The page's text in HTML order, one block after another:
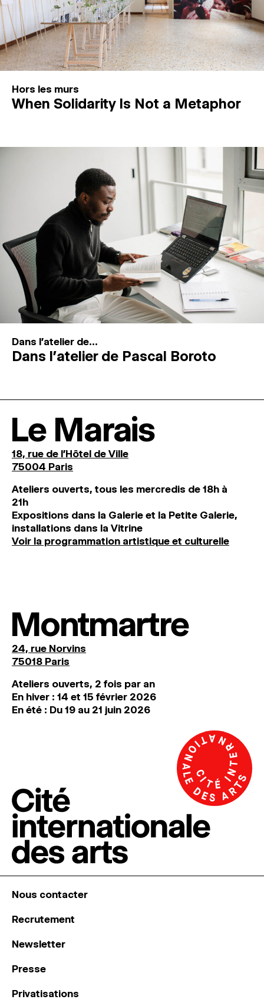
Hors les murs
When Solidarity Is Not a Metaphor
Dans l'atelier de...
Dans l’atelier de Pascal Boroto
Le Marais
18, rue de l'Hôtel de Ville
75004 Paris
Ateliers ouverts, tous les mercredis de 18h à
21h
Expositions dans la Galerie et la Petite Galerie,
installations dans la Vitrine
Voir la programmation artistique et culturelle
Montmartre
24, rue Norvins
75018 Paris
Ateliers ouverts, 2 fois par an
En hiver : 14 et 15 février 2026
En été : Du 19 au 21 juin 2026
Nous contacter
Recrutement
Newsletter
Presse
Privatisations